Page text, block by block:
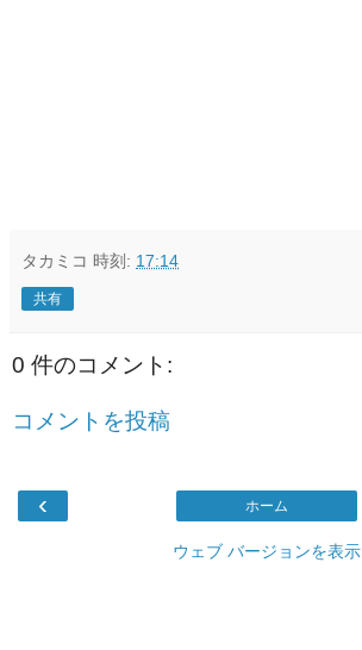
タカミコ 時刻: 17:14
共有
0 件のコメント:
コメントを投稿
‹ ホーム
ウェブ バージョンを表示